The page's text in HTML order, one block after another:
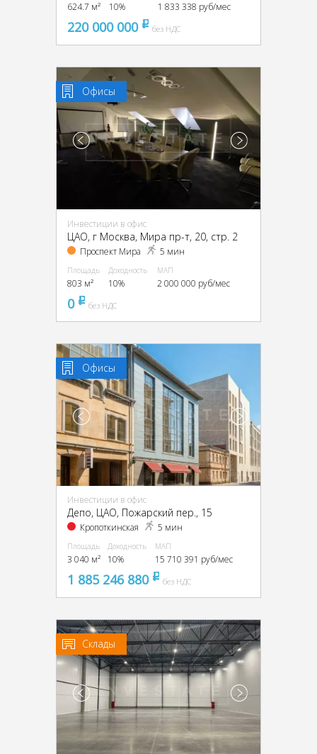
624.7 м² 10% 1 833 338 руб/мес
220 000 000 pуббез НДС
Офисы
Инвестиции в офис
ЦАО, г Москва, Мира пр-т, 20, стр. 2
Проспект Мира 5 мин
Площадь
803 м²
Доходность
10%
МАП
2 000 000 руб/мес
0 pуббез НДС
Офисы
Инвестиции в офис
Депо, ЦАО, Пожарский пер., 15
Кропоткинская 5 мин
Площадь
3 040 м²
Доходность
10%
МАП
15 710 391 руб/мес
1 885 246 880 pуббез НДС
Склады